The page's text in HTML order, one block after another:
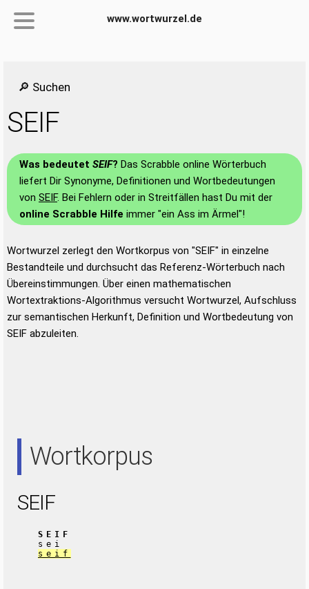
www.wortwurzel.de
🔎 Suchen
SEIF
Was bedeutet SEIF? Das Scrabble online Wörterbuch
liefert Dir Synonyme, Definitionen und Wortbedeutungen
von SEIF. Bei Fehlern oder in Streitfällen hast Du mit der
online Scrabble Hilfe immer "ein Ass im Ärmel"!
Wortwurzel zerlegt den Wortkorpus von "SEIF" in einzelne
Bestandteile und durchsucht das Referenz-Wörterbuch nach
Übereinstimmungen. Über einen mathematischen
Wortextraktions-Algorithmus versucht Wortwurzel, Aufschluss
zur semantischen Herkunft, Definition und Wortbedeutung von
SEIF abzuleiten.
Wortkorpus
SEIF
SEIF
sei
seif